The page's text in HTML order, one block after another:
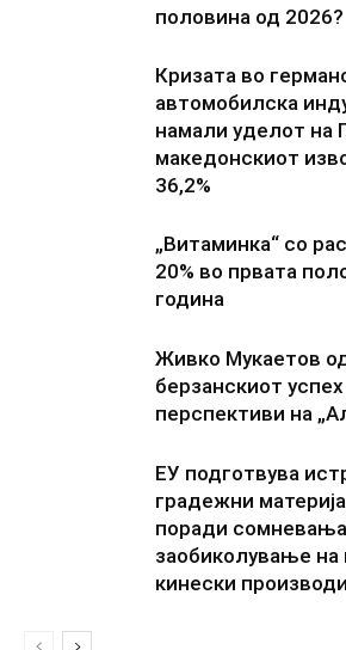
половина од 2026?
Кризата во
автомобилска
намали уделот на
македонскиот
36,2%
„Витаминка“ со
20% во првата
година
Живко Мукаетов
берзанскиот
перспективи на
ЕУ подготвува
градежни
поради
заобиколување на
кинески производи